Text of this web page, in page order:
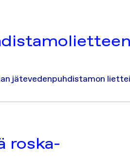
jätevedenpuhdistamon
roska-